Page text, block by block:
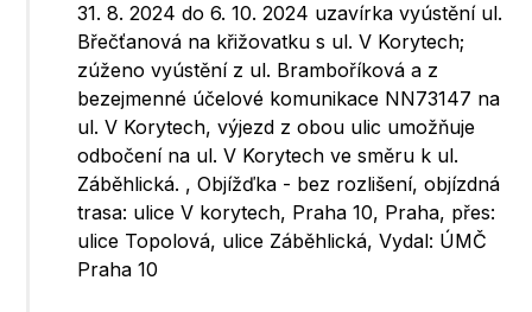
31. 8. 2024 do 6. 10. 2024 uzavírka vyústění ul.
Břečťanová na křižovatku s ul. V Korytech;
zúženo vyústění z ul. Bramboříková a z
bezejmenné účelové komunikace NN73147 na
ul. V Korytech, výjezd z obou ulic umožňuje
odbočení na ul. V Korytech ve směru k ul.
Záběhlická. , Objížďka - bez rozlišení, objízdná
trasa: ulice V korytech, Praha 10, Praha, přes:
ulice Topolová, ulice Záběhlická, Vydal: ÚMČ
Praha 10